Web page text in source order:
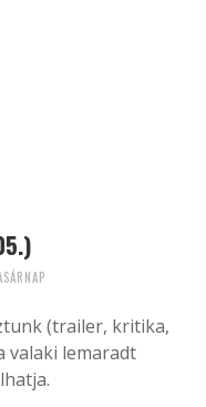
(trailer, kritika,
valaki lemaradt